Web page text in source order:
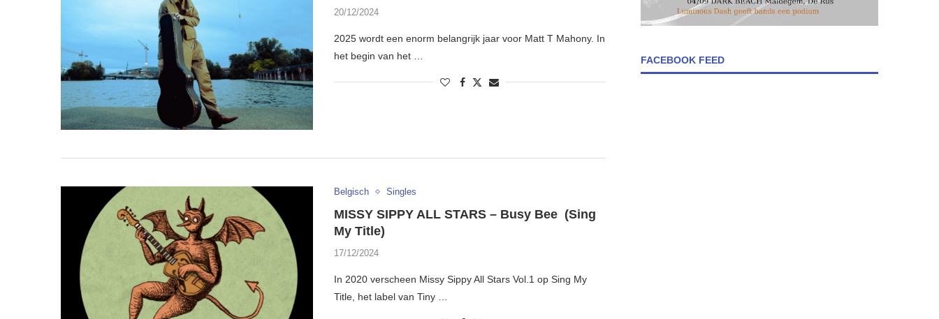
20/12/2024
2025 wordt een enorm belangrijk jaar voor Matt T Mahony. In
het begin van het …
Belgisch Singles
MISSY SIPPY ALL STARS – Busy Bee (Sing
My Title)
17/12/2024
In 2020 verscheen Missy Sippy All Stars Vol.1 op Sing My
Title, het label van Tiny …
FACEBOOK FEED